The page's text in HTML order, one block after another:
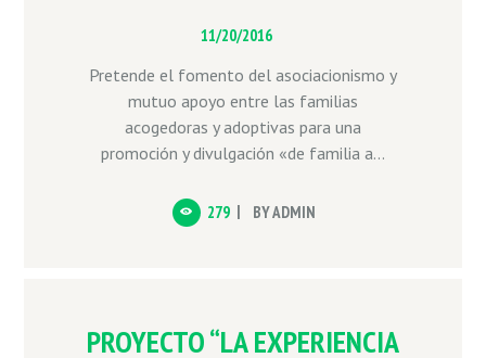
11/20/2016
Pretende el fomento del asociacionismo y
mutuo apoyo entre las familias
acogedoras y adoptivas para una
promoción y divulgación «de familia a...
279 BYADMIN
PROYECTO “LA EXPERIENCIA